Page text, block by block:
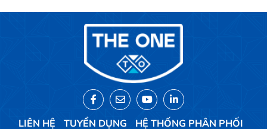
LIÊN HỆ TUYỂN DỤNG HỆ THỐNG PHÂN PHỐI